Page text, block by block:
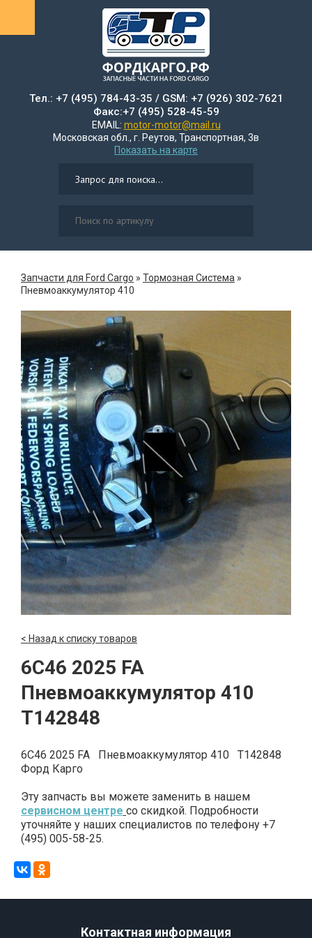
Тел.: +7 (495) 784-43-35 / GSM: +7 (926) 302-7621
Факс:+7 (495) 528-45-59
EMAIL: motor-motor@mail.ru
Московская обл., г. Реутов, Транспортная, 3в
Показать на карте
Запчасти для Ford Cargo » Тормозная Система »
Пневмоаккумулятор 410
< Назад к списку товаров
6C46 2025 FA
Пневмоаккумулятор 410
T142848
6C46 2025 FA Пневмоаккумулятор 410 T142848
Форд Карго
Эту запчасть вы можете заменить в нашем
сервисном центре со скидкой. Подробности
уточняйте у наших специалистов по телефону +7
(495) 005-58-25.
Контактная информация